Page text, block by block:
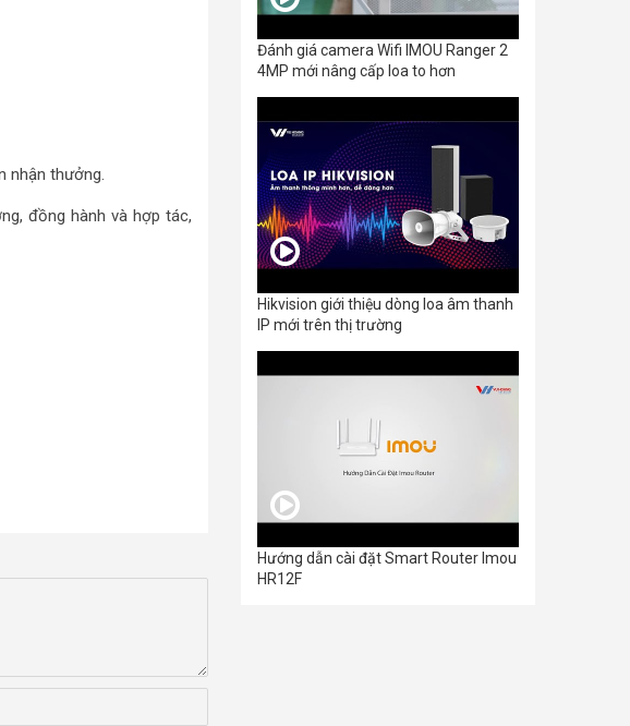
nhận thưởng.
đồng hành và hợp tác,
Đánh giá camera Wifi IMOU Ranger 2
4MP mới nâng cấp loa to hơn
Hikvision giới thiệu dòng loa âm thanh
IP mới trên thị trường
Hướng dẫn cài đặt Smart Router Imou
HR12F